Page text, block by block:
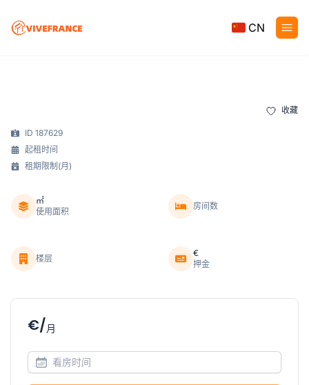
CN
收藏
ID 187629
起租时间
租期限制(月)
㎡
使用面积
房间数
楼层
€
押金
€/月